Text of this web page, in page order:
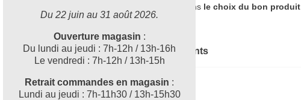
accompagner dans le choix du bon produit
Documents joints
189120_FT
Du 22 juin au 31 août 2026.
Ouverture magasin :
Du lundi au jeudi : 7h-12h / 13h-16h
Le vendredi : 7h-12h / 13h-15h
Retrait commandes en magasin :
Lundi au jeudi : 7h-11h30 / 13h-15h30